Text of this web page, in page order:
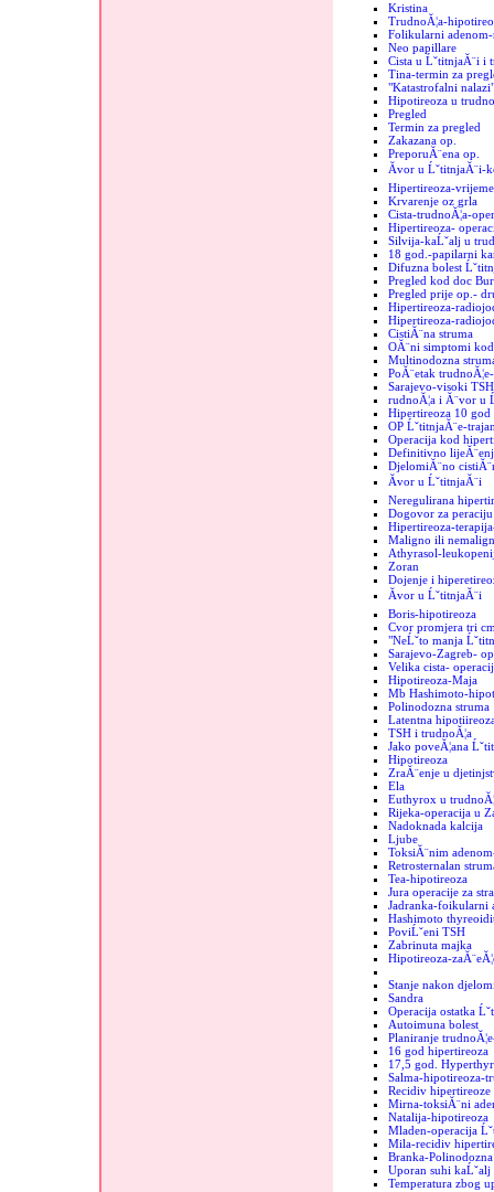
Kristina
TrudnoĂ¦a-
Folikularni adenom-
Neo papillare
Cista u ĹˇtitnjaĂ¨i i
Tina-termin za
"Katastrofalni
Hipotireoza u
Pregled
Termin za pregled
Zakazana op.
PreporuĂ¨ena op.
Ăvor u ĹˇtitnjaĂ¨i-
Hipertireoza-
Krvarenje oz grla
Cista-trudnoĂ¦a-
Hipertireoza-
Silvija-kaĹˇalj u
18 god.-papilarni
Difuzna bolest
Pregled kod doc
Pregled prije op.-
Hipertireoza-
Hipertireoza-
CistiĂ¨na struma
OĂ¨ni simptomi
Multinodozna
PoĂ¨etak
Sarajevo-visoki TSH
rudnoĂ¦a i Ă¨vor u
Hipertireoza 10 god
OP ĹˇtitnjaĂ¨e-
Operacija kod
Definitivno
DjelomiĂ¨no
Ăvor u ĹˇtitnjaĂ¨i
Neregulirana
Dogovor za peraciju
Hipertireoza-
Maligno ili
Athyrasol-
Zoran
Dojenje i
Ăvor u ĹˇtitnjaĂ¨i
Boris-hipotireoza
Cvor promjera tri
"NeĹˇto manja
Sarajevo-Zagreb-
Velika cista-
Hipotireoza-Maja
Mb Hashimoto-
Polinodozna struma
Latentna
TSH i trudnoĂ¦a
Jako poveĂ¦ana
Hipotireoza
ZraĂ¨enje u
Ela
Euthyrox u
Rijeka-operacija u
Nadoknada kalcija
Ljube
ToksiĂ¨nim
Retrosternalan
Tea-hipotireoza
Jura operacije za
Jadranka-foikularni
Hashimoto
PoviĹˇeni TSH
Zabrinuta majka
Hipotireoza-
Stanje nakon
Sandra
Operacija ostatka
Autoimuna bolest
Planiranje
16 god hipertireoza
17,5 god.
Salma-hipotireoza-
Recidiv hipertireoze
Mirna-toksiĂ¨ni
Natalija-hipotireoza
Mladen-operacija
Mila-recidiv
Branka-
Uporan suhi kaĹˇalj
Temperatura zbog